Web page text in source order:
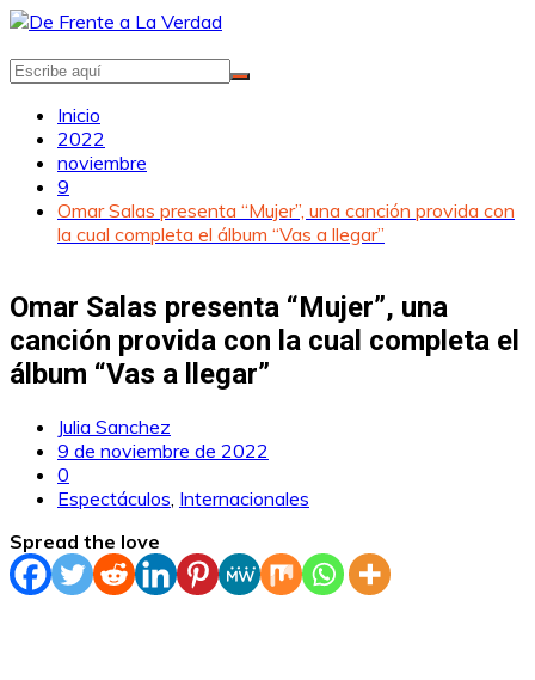
Saltar
contenido
Inicio
2022
noviembre
9
Omar Salas presenta “Mujer”, una canción provida con
la cual completa el álbum “Vas a llegar”
Omar Salas presenta “Mujer”, una
canción provida con la cual completa el
álbum “Vas a llegar”
Julia Sanchez
9 de noviembre de 2022
0
Espectáculos Internacionales
Spread the love